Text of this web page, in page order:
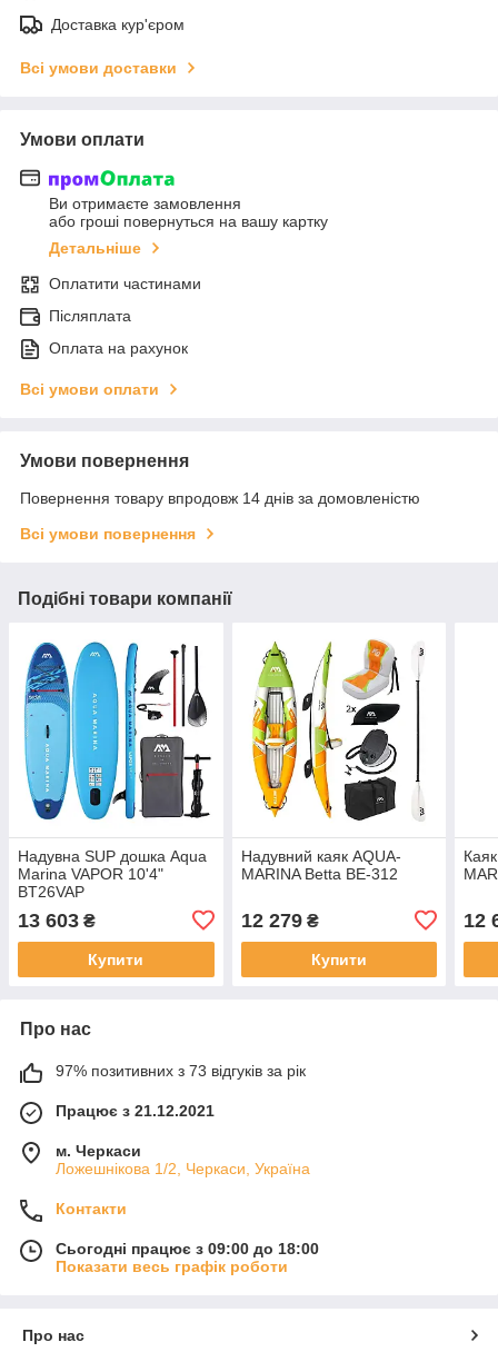
Доставка кур'єром
Всі умови доставки
Умови оплати
Ви отримаєте замовлення
або гроші повернуться на вашу картку
Детальніше
Оплатити частинами
Післяплата
Оплата на рахунок
Всі умови оплати
Умови повернення
Повернення товару впродовж 14 днів за домовленістю
Всі умови повернення
Подібні товари компанії
Надувна SUP дошка Aqua
Marina VAPOR 10'4"
BT26VAP
13 603 ₴
Купити
Надувний каяк AQUA-
MARINA Betta BE-312
12 279₴
Купити
12
Про нас
97% позитивних з 73 відгуків за рік
Працює з 21.12.2021
м. Черкаси
Ложешнікова 1/2, Черкаси, Україна
Контакти
Сьогодні працює з 09:00 до 18:00
Показати весь графік роботи
Про нас